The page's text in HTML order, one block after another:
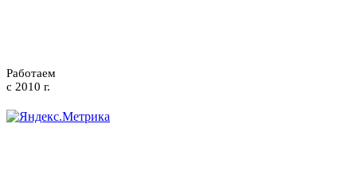
Работаем
с 2010 г.